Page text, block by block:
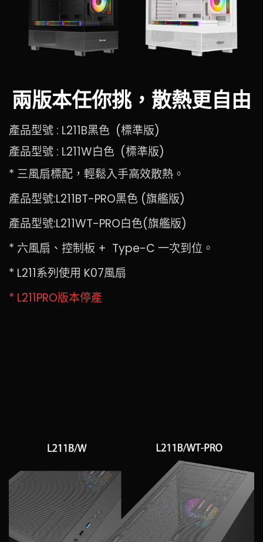
兩版本任你挑，散熱更自由
產品型號 : L211B黑色 (標準版)
產品型號 : L211W白色 (標準版)
* 三風扇標配，輕鬆入手高效散熱。
產品型號:L211BT-PRO黑色 (旗艦版)
產品型號:L211WT-PRO白色(旗艦版)
* 六風扇、控制板 + Type-C 一次到位。
* L211系列使用 K07風扇
* L211PRO版本停產